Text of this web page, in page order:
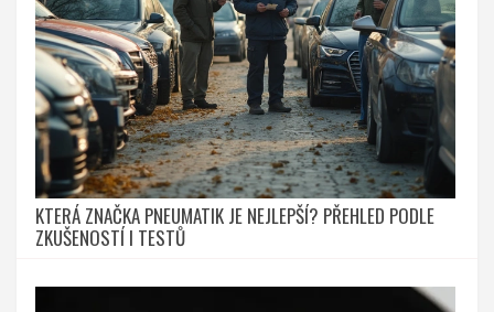
KTERÁ ZNAČKA PNEUMATIK JE NEJLEPŠÍ? PŘEHLED PODLE
ZKUŠENOSTÍ I TESTŮ